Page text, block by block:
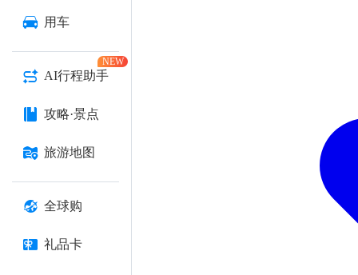
用车
AI行程助手
NEW
攻略·景点
旅游地图
全球购
礼品卡